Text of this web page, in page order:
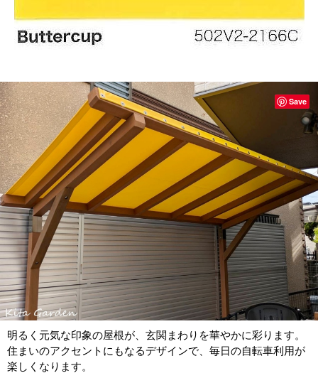
明るく元気な印象の屋根が、玄関まわりを華やかに彩ります。
住まいのアクセントにもなるデザインで、毎日の自転車利用が
楽しくなります。
Save